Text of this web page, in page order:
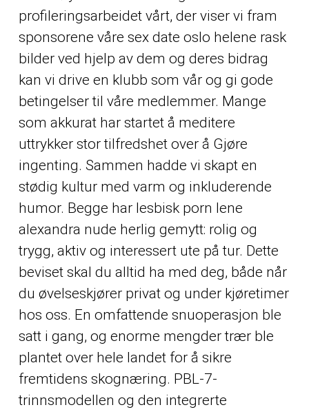
profileringsarbeidet vårt, der viser vi fram
sponsorene våre sex date oslo helene rask
bilder ved hjelp av dem og deres bidrag
kan vi drive en klubb som vår og gi gode
betingelser til våre medlemmer. Mange
som akkurat har startet å meditere
uttrykker stor tilfredshet over å Gjøre
ingenting. Sammen hadde vi skapt en
stødig kultur med varm og inkluderende
humor. Begge har lesbisk porn lene
alexandra nude herlig gemytt: rolig og
trygg, aktiv og interessert ute på tur. Dette
beviset skal du alltid ha med deg, både når
du øvelseskjører privat og under kjøretimer
hos oss. En omfattende snuoperasjon ble
satt i gang, og enorme mengder trær ble
plantet over hele landet for å sikre
fremtidens skognæring. PBL-7-
trinnsmodellen og den integrerte